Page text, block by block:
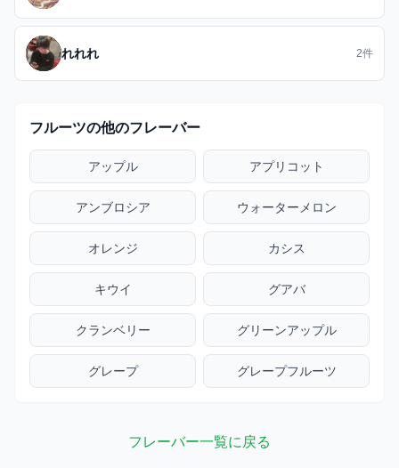
れれれ 2件
フルーツの他のフレーバー
アップル アプリコット
アンブロシア ウォーターメロン
オレンジ カシス
キウイ グアバ
クランベリー グリーンアップル
グレープ グレープフルーツ
フレーバー一覧に戻る